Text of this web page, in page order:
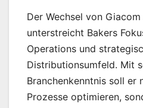
Der Wechsel von
unterstreicht Bakers
Operations und
Distributionsumfeld. Mit
Branchenkenntnis soll er
Prozesse optimieren,